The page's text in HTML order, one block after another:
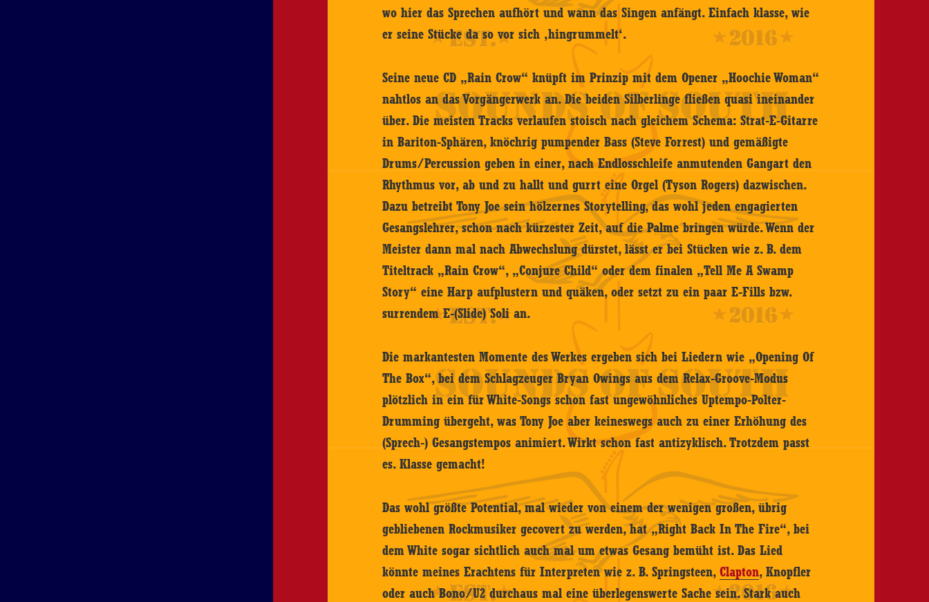
wo hier das Sprechen aufhört und wann das Singen anfängt. Einfach klasse, wie
er seine Stücke da so vor sich ‚hingrummelt‘.
Seine neue CD „Rain Crow“ knüpft im Prinzip mit dem Opener „Hoochie Woman“
nahtlos an das Vorgängerwerk an. Die beiden Silberlinge fließen quasi ineinander
über. Die meisten Tracks verlaufen stoisch nach gleichem Schema: Strat-E-Gitarre
in Bariton-Sphären, knöchrig pumpender Bass (Steve Forrest) und gemäßigte
Drums/Percussion geben in einer, nach Endlosschleife anmutenden Gangart den
Rhythmus vor, ab und zu hallt und gurrt eine Orgel (Tyson Rogers) dazwischen.
Dazu betreibt Tony Joe sein hölzernes Storytelling, das wohl jeden engagierten
Gesangslehrer, schon nach kürzester Zeit, auf die Palme bringen würde. Wenn der
Meister dann mal nach Abwechslung dürstet, lässt er bei Stücken wie z. B. dem
Titeltrack „Rain Crow“, „Conjure Child“ oder dem finalen „Tell Me A Swamp
Story“ eine Harp aufplustern und quäken, oder setzt zu ein paar E-Fills bzw.
surrendem E-(Slide) Soli an.
Die markantesten Momente des Werkes ergeben sich bei Liedern wie „Opening Of
The Box“, bei dem Schlagzeuger Bryan Owings aus dem Relax-Groove-Modus
plötzlich in ein für White-Songs schon fast ungewöhnliches Uptempo-Polter-
Drumming übergeht, was Tony Joe aber keineswegs auch zu einer Erhöhung des
(Sprech-) Gesangstempos animiert. Wirkt schon fast antizyklisch. Trotzdem passt
es. Klasse gemacht!
Das wohl größte Potential, mal wieder von einem der wenigen großen, übrig
gebliebenen Rockmusiker gecovert zu werden, hat „Right Back In The Fire“, bei
dem White sogar sichtlich auch mal um etwas Gesang bemüht ist. Das Lied
könnte meines Erachtens für Interpreten wie z. B. Springsteen,Clapton, Knopfler
oder auch Bono/U2 durchaus mal eine überlegenswerte Sache sein. Stark auch